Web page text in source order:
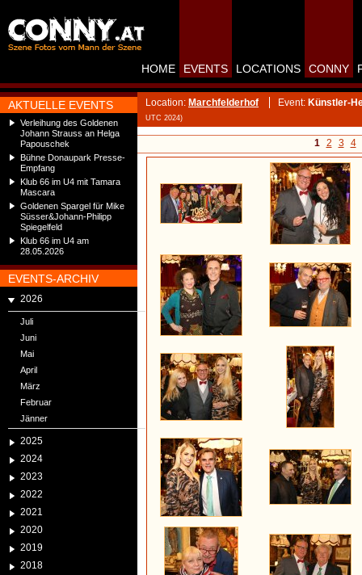
AKTUELLE EVENTS
Verleihung des Goldenen
Johann Strauss an Helga
Papouschek
Bühne Donaupark Presse-
Empfang
Klub 66 im U4 mit Tamara
Mascara
Goldenen Spargel für Mike
Süsser&Johann-Philipp
Spiegelfeld
Klub 66 im U4 am
28.05.2026
EVENTS-ARCHIV
2026
Juli
Juni
Mai
April
März
Februar
Jänner
2025
2024
2023
2022
2021
2020
2019
2018
HOME EVENTS LOCATIONS CONNY
Location: Marchfelderhof Event: Künstler-
UTC 2024)
1 2 3 4